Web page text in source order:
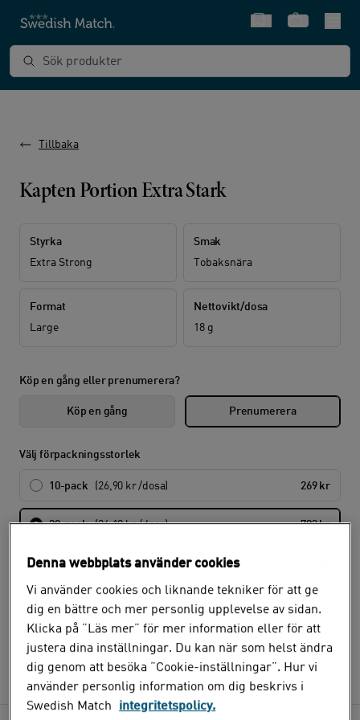
SnabbvalVarukorg
Sök produkter
Tillbaka
Kapten Portion Extra Stark
Styrka
Extra Strong
Smak
Tobaksnära
Format
Large
Nettovikt/dosa
18 g
Köp en gång eller prenumerera?
Köp en gång Prenumerera
Välj förpackningsstorlek
10-pack (26,90 kr /dosa) 269 kr
30-pack (26,10 kr /dosa) 783 kr
50-pack (25,56 kr /dosa)
Hur ofta vill du få din order?
Det går ej att välja olika intervaller för olika produkter.
Välj
Denna webbplats använder cookies
Vi använder cookies och liknande tekniker för att ge
dig en bättre och mer personlig upplevelse av sidan.
Klicka på ”Läs mer” för mer information eller för att
justera dina inställningar. Du kan när som helst ändra
dig genom att besöka ”Cookie-inställningar”. Hur vi
använder personlig information om dig beskrivs i
Swedish Match
integritetspolicy.